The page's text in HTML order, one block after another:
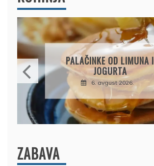
PALAČINKE OD LIMUNA I
JOGURTA
6. avgust 2026.
ZABAVA